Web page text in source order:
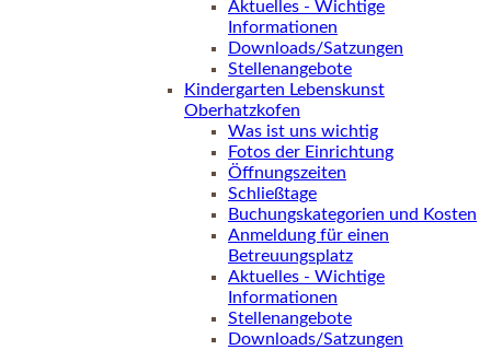
Aktuelles - Wichtige
Informationen
Downloads/Satzungen
Stellenangebote
Kindergarten Lebenskunst
Oberhatzkofen
Was ist uns wichtig
Fotos der Einrichtung
Öffnungszeiten
Schließtage
Buchungskategorien und Kosten
Anmeldung für einen
Betreuungsplatz
Aktuelles - Wichtige
Informationen
Stellenangebote
Downloads/Satzungen